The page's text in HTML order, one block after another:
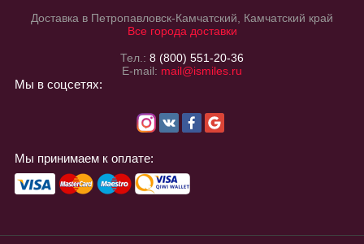
Доставка в Петропавловск-Камчатский, Камчатский край
Все города доставки
Тел.: 8 (800) 551-20-36
E-mail: mail@ismiles.ru
Мы в соцсетях:
Мы принимаем к оплате: